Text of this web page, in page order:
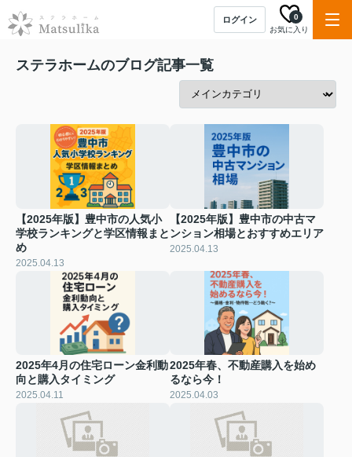
ログイン
お気に入り
0
ステラホームのブログ記事一覧
【2025年版】豊中市の人気小
学校ランキングと学区情報まと
め
2025.04.13
【2025年版】豊中市の中古マ
ンション相場とおすすめエリア
2025.04.13
2025年4月の住宅ローン金利動
向と購入タイミング
2025.04.11
2025年春、不動産購入を始め
るなら今！
2025.04.03